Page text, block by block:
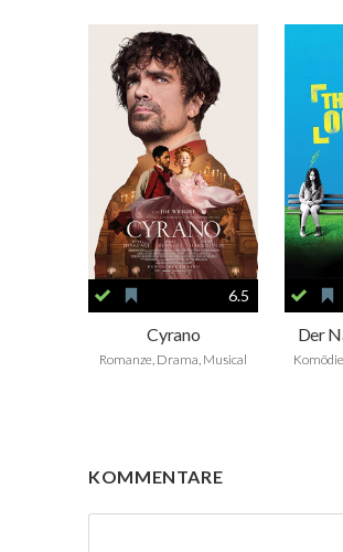
6.5
Cyrano
Romanze, Drama, Musical
Der
KOMMENTARE